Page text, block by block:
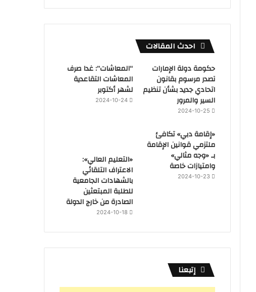
احدث المقالات
حكومة دولة الإمارات
تصدر مرسوم بقانون
اتحادي جديد بشأن تنظيم
السير والمرور
2024-10-25
“المعاشات”: غدا صرف
المعاشات التقاعدية
لشهر أكتوبر
2024-10-24
«إقامة دبي» تكافئ
ملتزمي قوانين الإقامة
بـ «وجه مثالي»
وامتيازات خاصة
2024-10-23
«التعليم العالي»:
الاعتراف التلقائي
بالشهادات الجامعية
للطلبة المبتعثين
الصادرة من خارج الدولة
2024-10-18
إتبعنا